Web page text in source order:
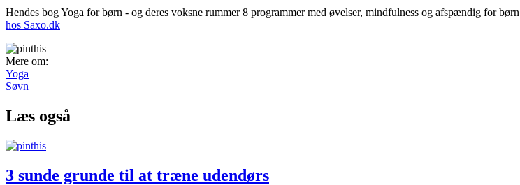
Hendes bog Yoga for børn - og deres voksne rummer 8 programmer med øvelser, mindfulness og afspændig for
hos Saxo.dk
Mere om:
Yoga
Søvn
Læs også
3 sunde grunde til at træne udendørs